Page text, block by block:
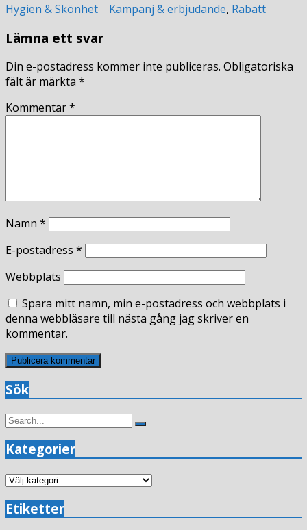
Hygien & Skönhet
Kampanj & erbjudande, Rabatt
Lämna ett svar
Din e-postadress kommer inte publiceras. Obligatoriska
fält är märkta *
Kommentar*
Namn *
E-postadress *
Webbplats
Spara mitt namn, min e-postadress och webbplats i
denna webbläsare till nästa gång jag skriver en
kommentar.
Sök
Search
Search
Kategorier
Kategorier
Etiketter